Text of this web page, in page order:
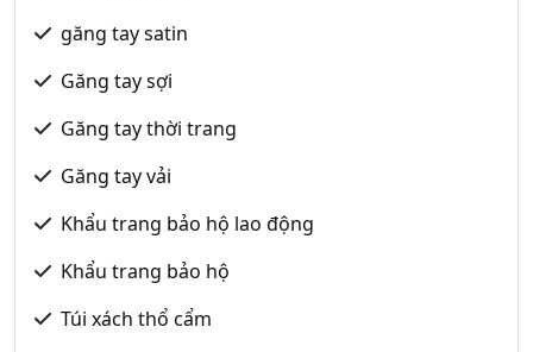
găng tay satin
Găng tay sợi
Găng tay thời trang
Găng tay vải
Khẩu trang bảo hộ lao động
Khẩu trang bảo hộ
Túi xách thổ cẩm